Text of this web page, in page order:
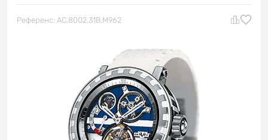
Референс: AC.8002.31B.M962